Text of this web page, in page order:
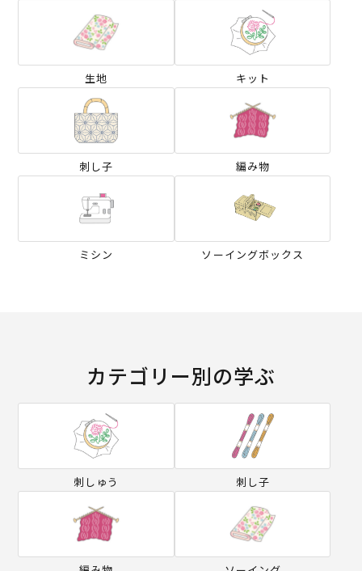
生地 キット
刺し子 編み物
ミシン ソーイングボックス
カテゴリー別の学ぶ
刺しゅう 刺し子